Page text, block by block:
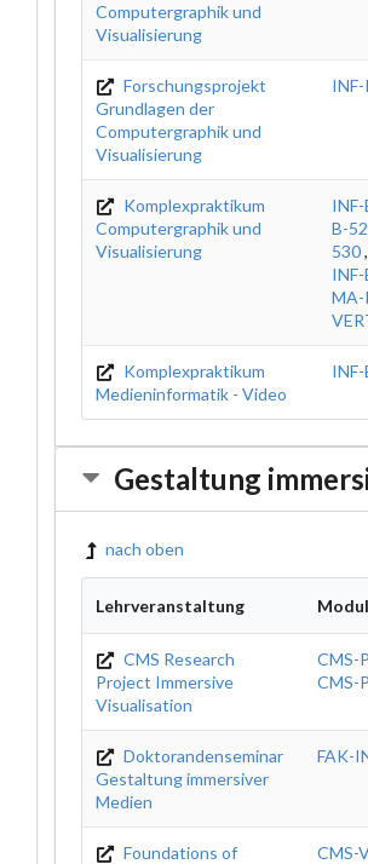
Computergraphik und
Visualisierung
Forschungsprojekt
Grundlagen der
Computergraphik und
Visualisierung
Komplexpraktikum
Computergraphik und
Visualisierung
B-
530
MA-
Komplexpraktikum
Medieninformatik - Video
Gestaltung
nach oben
Lehrveranstaltung Modul
CMS Research
Project Immersive
Visualisation
CMS-
CMS-
Doktorandenseminar
Gestaltung immersiver
Medien
FAK-
Foundations of
CMS-